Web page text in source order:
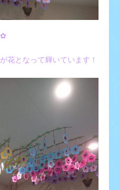
✿
花となって輝いています！